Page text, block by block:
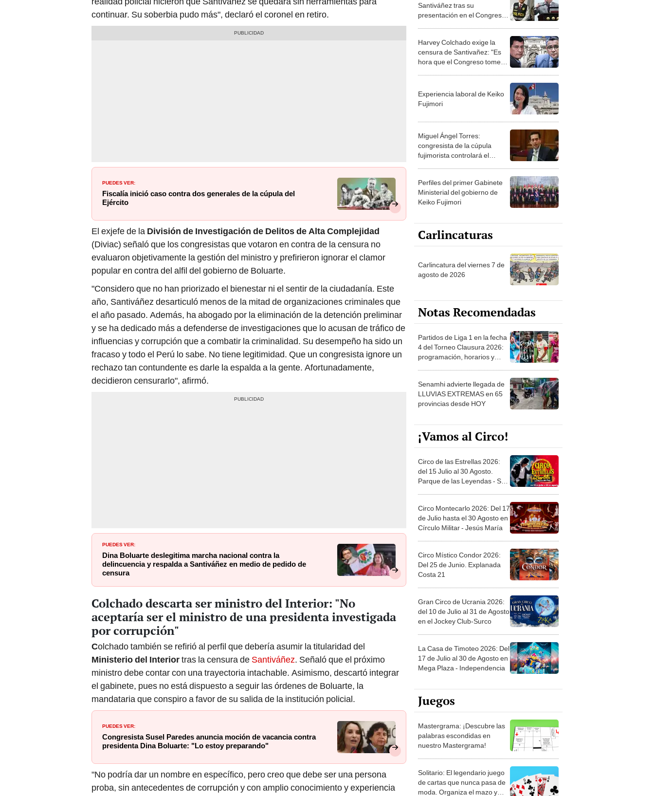
continuar. Su soberbia pudo más", declaró el coronel en retiro.
PUEDES VER:
Fiscalía inició caso contra dos generales de la cúpula del
Ejército
El exjefe de la División de Investigación de Delitos de Alta Complejidad
(Diviac) señaló que los congresistas que votaron en contra de la censura no
evaluaron objetivamente la gestión del ministro y prefirieron ignorar el clamor
popular en contra del alfil del gobierno de Boluarte.
"Considero que no han priorizado el bienestar ni el sentir de la ciudadanía. Este
año, Santiváñez desarticuló menos de la mitad de organizaciones criminales que
el año pasado. Además, ha abogado por la eliminación de la detención preliminar
y se ha dedicado más a defenderse de investigaciones que lo acusan de tráfico de
influencias y corrupción que a combatir la criminalidad. Su desempeño ha sido un
fracaso y todo el Perú lo sabe. No tiene legitimidad. Que un congresista ignore un
rechazo tan contundente es darle la espalda a la gente. Afortunadamente,
decidieron censurarlo", afirmó.
PUEDES VER:
Dina Boluarte deslegitima marcha nacional contra la
delincuencia y respalda a Santiváñez en medio de pedido de
censura
Colchado descarta ser ministro del Interior: "No
aceptaría ser el ministro de una presidenta investigada
por corrupción"
Colchado también se refirió al perfil que debería asumir la titularidad del
Ministerio del Interiortras la censura de Santiváñez. Señaló que el próximo
ministro debe contar con una trayectoria intachable. Asimismo, descartó integrar
el gabinete, pues no está dispuesto a seguir las órdenes de Boluarte, la
mandataria que conspiro a favor de su salida de la institución policial.
PUEDES VER:
Congresista Susel Paredes anuncia moción de vacancia contra
presidenta Dina Boluarte: "Lo estoy preparando"
"No podría dar un nombre en específico, pero creo que debe ser una persona
proba, sin antecedentes de corrupción y con amplio conocimiento y experiencia
Santiváñez tras su
presentación en el Congreso:
Harvey Colchado exige la
censura de Santivañez: "Es
hora que el Congreso tome
Experiencia laboral de Keiko
Fujimori
Miguel Ángel Torres:
congresista de la cúpula
fujimorista controlará el
Perfiles del primer Gabinete
Ministerial del gobierno de
Keiko Fujimori
Carlincaturas
Carlincatura del viernes 7 de
agosto de 2026
Notas Recomendadas
Partidos de Liga 1 en la fecha
4 del Torneo Clausura 2026:
programación, horarios y
Senamhi advierte llegada de
LLUVIAS EXTREMAS en 65
provincias desde HOY
¡Vamos al Circo!
Circo de las Estrellas 2026:
del 15 Julio al 30 Agosto.
Parque de las Leyendas - San
Circo Montecarlo 2026: Del 17
de Julio hasta el 30 Agosto en
Círculo Militar - Jesús María
Circo Místico Condor 2026:
Del 25 de Junio. Explanada
Costa 21
Gran Circo de Ucrania 2026:
del 10 de Julio al 31 de Agosto
en el Jockey Club-Surco
La Casa de Timoteo 2026: Del
17 de Julio al 30 de Agosto en
Mega Plaza - Independencia
Juegos
Mastergrama: ¡Descubre las
palabras escondidas en
nuestro Mastergrama!
Solitario: El legendario juego
de cartas que nunca pasa de
moda. Organiza el mazo y